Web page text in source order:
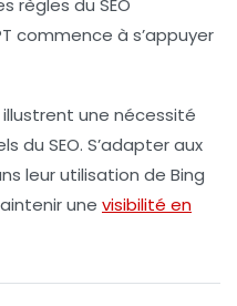
règles du SEO
commence à s’appuyer
une nécessité
du SEO. S’adapter aux
leur utilisation de Bing
une visibilité en